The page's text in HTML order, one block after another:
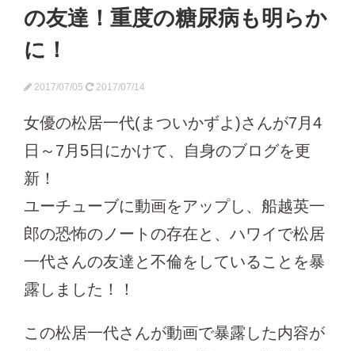
の友達！重度の糖尿病も明らか
に！
2017/07/05 2017/07/14
女優の松居一代(まついかずよ)さんが7月4
日～7月5日にかけて、自身のブログを更
新！
ユーチューブに動画をアップし、船越英一
郎の恐怖のノートの存在と、ハワイで松居
一代さんの友達と不倫をしていることを暴
露しました！！
この松居一代さんが動画で暴露した内容が